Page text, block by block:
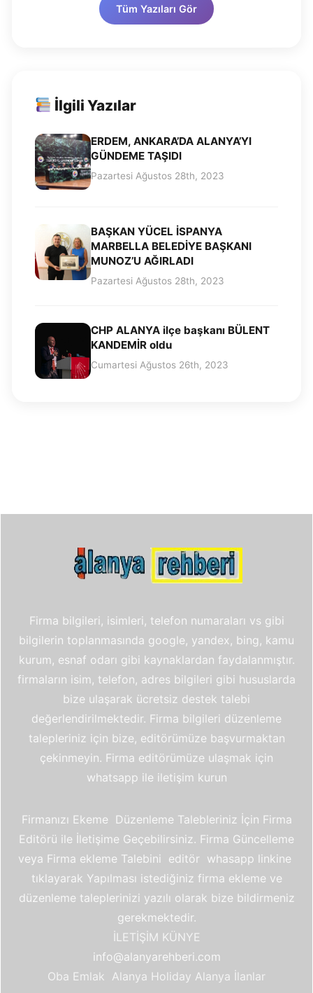
Tüm Yazıları Gör
İlgili Yazılar
ERDEM, ANKARA’DA ALANYA’YI
GÜNDEME TAŞIDI
Pazartesi Ağustos 28th, 2023
BAŞKAN YÜCEL İSPANYA
MARBELLA BELEDİYE BAŞKANI
MUNOZ’U AĞIRLADI
Pazartesi Ağustos 28th, 2023
CHP ALANYA ilçe başkanı BÜLENT
KANDEMİR oldu
Cumartesi Ağustos 26th, 2023
Firma bilgileri, isimleri, telefon numaraları vs gibi
bilgilerin toplanmasında google, yandex, bing, kamu
kurum, esnaf odarı gibi kaynaklardan faydalanmıştır.
firmaların isim, telefon, adres bilgileri gibi hususlarda
bize ulaşarak ücretsiz destek talebi
değerlendirilmektedir. Firma bilgileri düzenleme
talepleriniz için bize, editörümüze başvurmaktan
çekinmeyin. Firma editörümüze ulaşmak için
whatsapp ile iletişim kurun
Firmanızı Ekeme Düzenleme Talebleriniz İçin Firma
Editörü ile İletişime Geçebilirsiniz. Firma Güncelleme
veya Firma ekleme Talebini editör whasapp linkine
tıklayarak Yapılması istediğiniz firma ekleme ve
düzenleme taleplerinizi yazılı olarak bize bildirmeniz
gerekmektedir.
İLETİŞİM KÜNYE
info@alanyarehberi.com
Oba Emlak Alanya Holiday Alanya İlanlar